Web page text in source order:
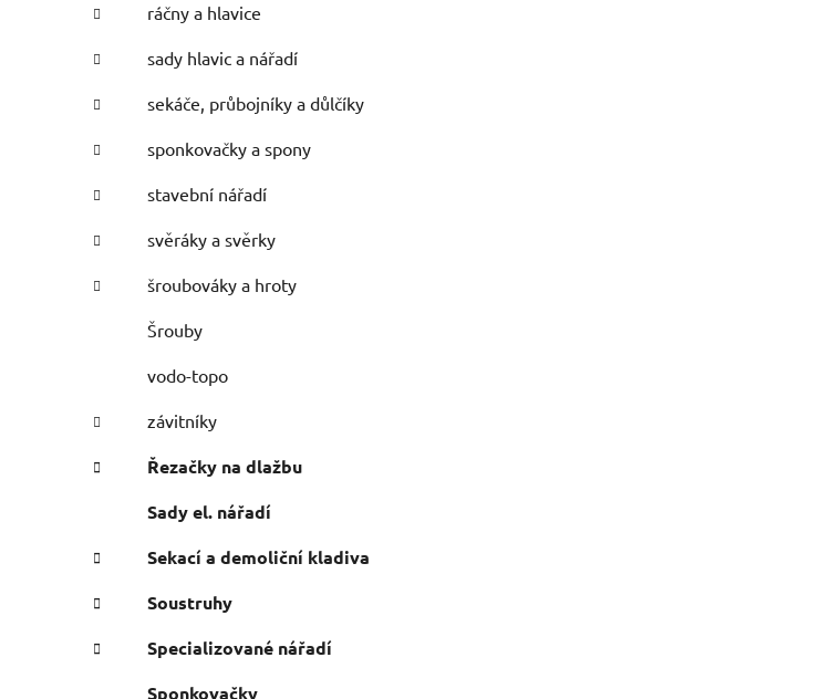
ráčny a hlavice
sady hlavic a nářadí
sekáče, průbojníky a důlčíky
sponkovačky a spony
stavební nářadí
svěráky a svěrky
šroubováky a hroty
Šrouby
vodo-topo
závitníky
Řezačky na dlažbu
Sady el. nářadí
Sekací a demoliční kladiva
Soustruhy
Specializované nářadí
Sponkovačky